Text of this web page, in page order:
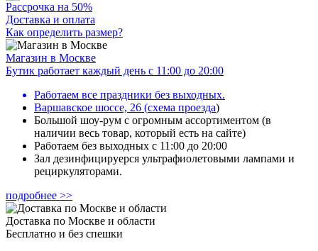
Рассрочка на 50%
Доставка и оплата
Как определить размер?
Магазин в Москве
Бутик работает каждый день с 11:00 до 20:00
Работаем все праздники без выходных.
Варшавское шоссе, 26 (схема проезда)
Большой шоу-рум с огромным ассортиментом (в
наличии весь товар, который есть на сайте)
Работаем без выходных с 11:00 до 20:00
Зал дезинфицируерся ультрафиолетовыми лампами и
рециркуляторами.
подробнее >>
Доставка по Москве и области
Бесплатно и без спешки